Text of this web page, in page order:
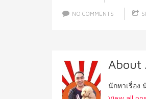
NO COMMENTS
About
นักหาเรื่อง